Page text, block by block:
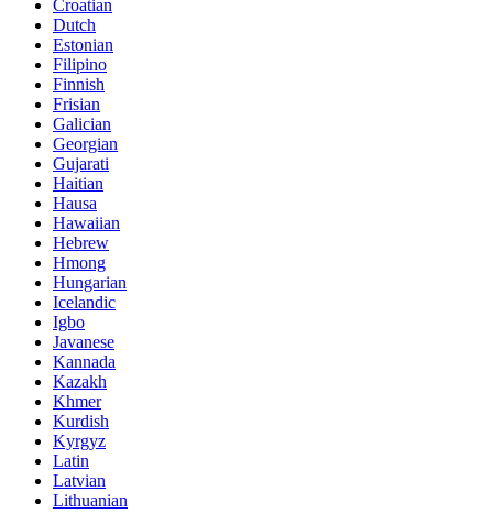
Croatian
Dutch
Estonian
Filipino
Finnish
Frisian
Galician
Georgian
Gujarati
Haitian
Hausa
Hawaiian
Hebrew
Hmong
Hungarian
Icelandic
Igbo
Javanese
Kannada
Kazakh
Khmer
Kurdish
Kyrgyz
Latin
Latvian
Lithuanian